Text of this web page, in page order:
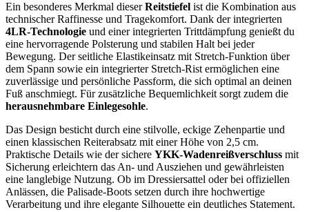
Ein besonderes Merkmal dieserReitstiefel ist die Kombination aus
technischer Raffinesse und Tragekomfort. Dank der integrierten
4LR-Technologie und einer integrierten Trittdämpfung genießt du
eine hervorragende Polsterung und stabilen Halt bei jeder
Bewegung. Der seitliche Elastikeinsatz mit Stretch-Funktion über
dem Spann sowie ein integrierter Stretch-Rist ermöglichen eine
zuverlässige und persönliche Passform, die sich optimal an deinen
Fuß anschmiegt. Für zusätzliche Bequemlichkeit sorgt zudem die
herausnehmbare Einlegesohle.
Das Design besticht durch eine stilvolle, eckige Zehenpartie und
einen klassischen Reiterabsatz mit einer Höhe von 2,5 cm.
Praktische Details wie der sichere YKK-Wadenreißverschluss mit
Sicherung erleichtern das An- und Ausziehen und gewährleisten
eine langlebige Nutzung. Ob im Dressiersattel oder bei offiziellen
Anlässen, die Palisade-Boots setzen durch ihre hochwertige
Verarbeitung und ihre elegante Silhouette ein deutliches Statement.